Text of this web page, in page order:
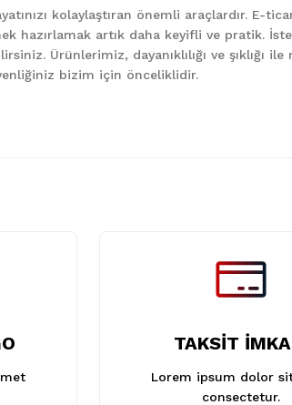
kolaylaştıran önemli araçlardır. E-
hazırlamak artık daha keyifli ve pratik.
Ürünlerimiz, dayanıklılığı ve şıklığı
bizim için önceliklidir.
TAKSİT
Lorem ipsum dolor
consectetur.